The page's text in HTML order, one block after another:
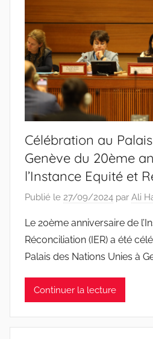
Célébration au
Genève du 20ème
l’Instance Equité et
Publié le 27/09/2024 par Ali
Le 20ème anniversaire de
Réconciliation (IER) a été
Palais des Nations Unies à
Continuer la lecture